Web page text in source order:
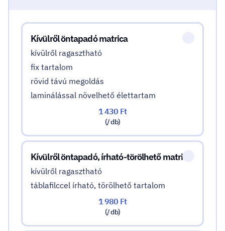
Válassz alapanyagot!
Kívülről öntapadó matrica
kívülről ragasztható
fix tartalom
rövid távú megoldás
laminálással növelhető élettartam
1 430 Ft
(/ db)
Kívülről öntapadó, írható-törölhető matrica
kívülről ragasztható
táblafilccel írható, törölhető tartalom
1 980 Ft
(/ db)